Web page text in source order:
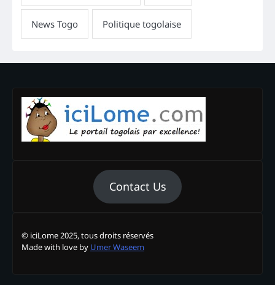
Contact Us
© iciLome 2025, tous droits réservés
Made with love by Umer Waseem